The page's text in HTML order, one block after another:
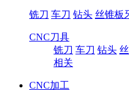
铣刀 车刀 钻头 丝锥板
CNC刀具
铣刀 车刀 钻头
相关
CNC加工